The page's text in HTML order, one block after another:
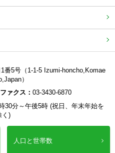
番5号（1-1-5 Izumi-honcho,Komae
）
ファクス： 03-3430-6870
30分～午後5時 (祝日、年末年始を
く)
人口と世帯数